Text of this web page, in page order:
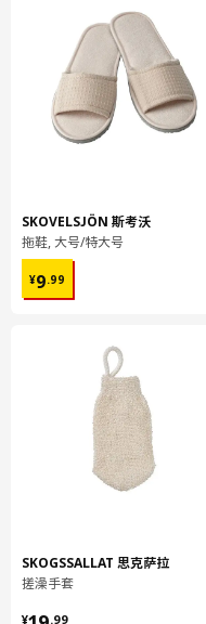
SKOVELSJÖN 斯考沃
拖鞋, 大号/特大号
¥9.99
¥ 9.99
SKOGSSALLAT 思克萨拉
搓澡手套
¥ .99